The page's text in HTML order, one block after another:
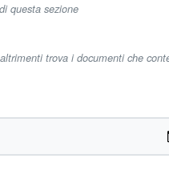
questa sezione
trova i documenti che